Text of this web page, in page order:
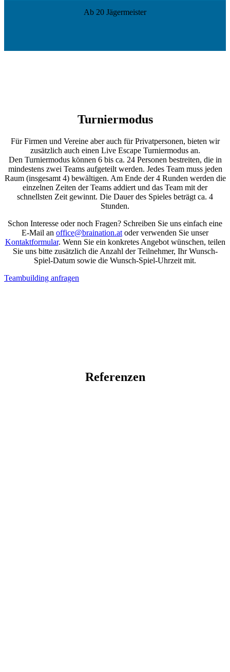
Ab 20 Jägermeister
Turniermodus
Für Firmen und Vereine aber auch für Privatpersonen, bieten wir
zusätzlich auch einen Live Escape Turniermodus an.
Den Turniermodus können 6 bis ca. 24 Personen bestreiten, die in
mindestens zwei Teams aufgeteilt werden. Jedes Team muss jeden
Raum (insgesamt 4) bewältigen. Am Ende der 4 Runden werden die
einzelnen Zeiten der Teams addiert und das Team mit der
schnellsten Zeit gewinnt. Die Dauer des Spieles beträgt ca. 4
Stunden.
Schon Interesse oder noch Fragen? Schreiben Sie uns einfach eine
E-Mail an office@braination.at oder verwenden Sie unser
Kontaktformular. Wenn Sie ein konkretes Angebot wünschen, teilen
Sie uns bitte zusätzlich die Anzahl der Teilnehmer, Ihr Wunsch-
Spiel-Datum sowie die Wunsch-Spiel-Uhrzeit mit.
Teambuilding anfragen
Referenzen